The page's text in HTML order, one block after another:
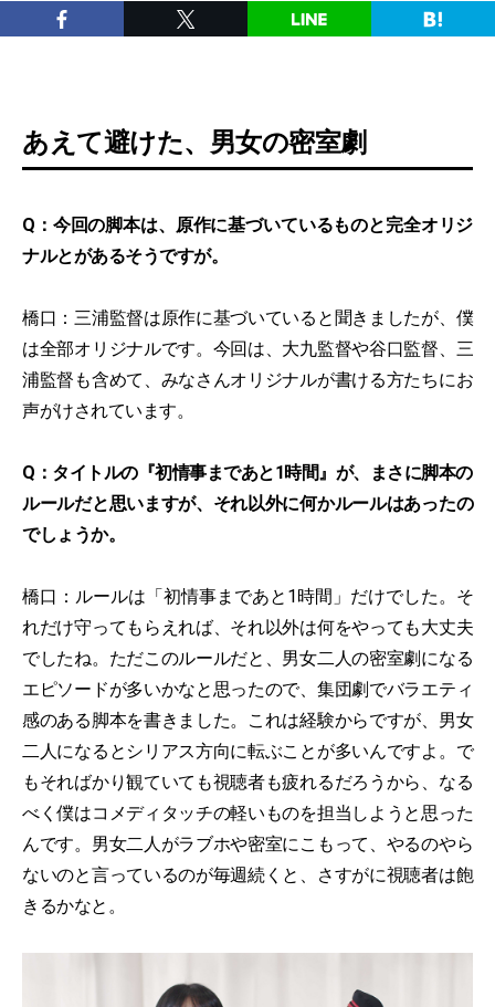
あえて避けた、男女の密室劇
Q：今回の脚本は、原作に基づいているものと完全オリジ
ナルとがあるそうですが。
橋口：三浦監督は原作に基づいていると聞きましたが、僕
は全部オリジナルです。今回は、大九監督や谷口監督、三
浦監督も含めて、みなさんオリジナルが書ける方たちにお
声がけされています。
Q：タイトルの『初情事まであと1時間』が、まさに脚本の
ルールだと思いますが、それ以外に何かルールはあったの
でしょうか。
橋口：ルールは「初情事まであと1時間」だけでした。そ
れだけ守ってもらえれば、それ以外は何をやっても大丈夫
でしたね。ただこのルールだと、男女二人の密室劇になる
エピソードが多いかなと思ったので、集団劇でバラエティ
感のある脚本を書きました。これは経験からですが、男女
二人になるとシリアス方向に転ぶことが多いんですよ。で
もそればかり観ていても視聴者も疲れるだろうから、なる
べく僕はコメディタッチの軽いものを担当しようと思った
んです。男女二人がラブホや密室にこもって、やるのやら
ないのと言っているのが毎週続くと、さすがに視聴者は飽
きるかなと。